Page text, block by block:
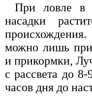
При ловле в
насадки
можно лишь
и прикормки,
с рассвета до
часов дня до